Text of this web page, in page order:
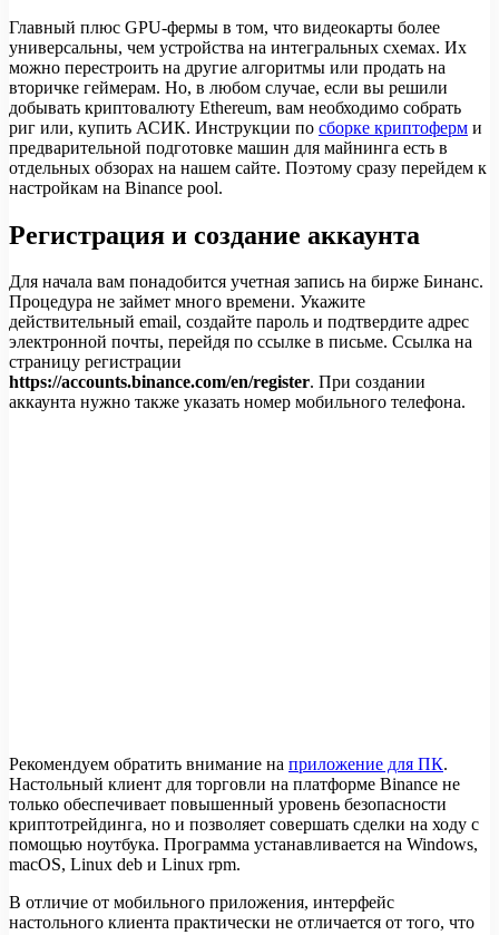
Главный плюс GPU-фермы в том, что видеокарты более
универсальны, чем устройства на интегральных схемах. Их
можно перестроить на другие алгоритмы или продать на
вторичке геймерам. Но, в любом случае, если вы решили
добывать криптовалюту Ethereum, вам необходимо собрать
риг или, купить АСИК. Инструкции по сборке криптоферм и
предварительной подготовке машин для майнинга есть в
отдельных обзорах на нашем сайте. Поэтому сразу перейдем к
настройкам на Binance pool.
Регистрация и создание аккаунта
Для начала вам понадобится учетная запись на бирже Бинанс.
Процедура не займет много времени. Укажите
действительный email, создайте пароль и подтвердите адрес
электронной почты, перейдя по ссылке в письме. Ссылка на
страницу регистрации
https://accounts.binance.com/en/register. При создании
аккаунта нужно также указать номер мобильного телефона.
Рекомендуем обратить внимание на приложение для ПК.
Настольный клиент для торговли на платформе Binance не
только обеспечивает повышенный уровень безопасности
криптотрейдинга, но и позволяет совершать сделки на ходу с
помощью ноутбука. Программа устанавливается на Windows,
macOS, Linux deb и Linux rpm.
В отличие от мобильного приложения, интерфейс
настольного клиента практически не отличается от того, что